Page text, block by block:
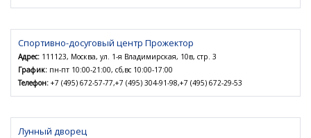
Спортивно-досуговый центр Прожектор
Адрес: 111123, Москва, ул. 1-я Владимирская, 10в, стр. 3
График: пн-пт 10:00-21:00, сб,вс 10:00-17:00
Телефон: +7 (495) 672-57-77,+7 (495) 304-91-98,+7 (495) 672-29-53
Лунный дворец